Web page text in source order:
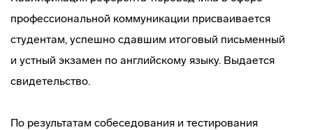
профессиональной коммуникации присваивается
студентам, успешно сдавшим итоговый письменный
и устный экзамен по английскому языку. Выдается
свидетельство.
По результатам собеседования и тестирования